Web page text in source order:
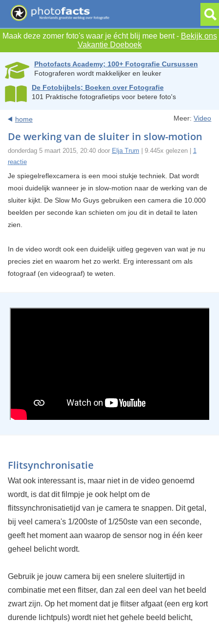
Maak deze zomer foto's waar je écht blij mee bent - Bekijk ons
Vakantie Doeboek
Photofacts Academy; 100+ Fotografie Cursussen
Fotograferen wordt makkelijker en leuker
De Fotobijbels; Boeken over Fotografie
101 Praktische fotografietips voor betere foto's
home Meer:Video
De werking van de sluiter in slow-motion
donderdag 5 maart 2015, 20:40 door Elja Trum | 9.445x gelezen | 1
reactie
Je spiegelreflexcamera is een mooi stukje techniek. Dat wordt
mooi duidelijk wanneer je in slow-motion naar de werking van de
sluiter kijkt. De Slow Mo Guys gebruiken een camera die 10.000
beelden per seconde kan schieten om jou dit in detail te laten
zien.
In de video wordt ook een duidelijk uitleg gegeven van wat je nu
precies ziet en waarom het zo werkt. Erg interessant om als
fotograaf (en videograaf) te weten.
Flitsynchronisatie
Wat ook interessant is, maar niet in de video genoemd
wordt, is dat dit filmpje je ook helpt om de
flitssynchronisatietijd van je camera te snappen. Dit getal,
bij veel camera's 1/200ste of 1/250ste van een seconde,
geeft het moment aan waarop de sensor nog in één keer
geheel belicht wordt.
Gebruik je jouw camera bij een snelere sluitertijd in
combinatie met een flitser, dan zal een deel van het beeld
zwart zijn. Op het moment dat je flitser afgaat (een erg kort
durende lichtpuls) wordt niet het gehele beeld belicht,